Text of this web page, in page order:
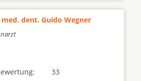
med. dent. Guido Wegner
33